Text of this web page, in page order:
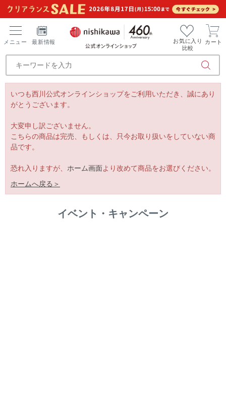
メニュー 最新情報
お気に入り
比較
カート
いつも西川公式オンラインショップをご利用いただき、誠にあり
がとうございます。
大変申し訳ございません。
こちらの商品は完売、もしくは、只今お取り扱いをしていない商
品です。
恐れ入りますが、 ホーム画面より改めて商品をお選びください。
ホームへ戻る＞
イベント・キャンペーン